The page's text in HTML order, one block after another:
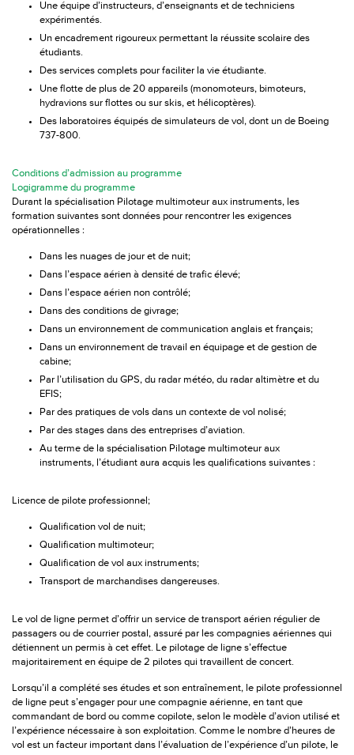
Une équipe d’instructeurs, d’enseignants et de techniciens
expérimentés.
Un encadrement rigoureux permettant la réussite scolaire des
étudiants.
Des services complets pour faciliter la vie étudiante.
Une flotte de plus de 20 appareils (monomoteurs, bimoteurs,
hydravions sur flottes ou sur skis, et hélicoptères).
Des laboratoires équipés de simulateurs de vol, dont un de Boeing
737-800.
Conditions d’admission au programme
Logigramme du programme
Durant la spécialisation Pilotage multimoteur aux instruments, les
formation suivantes sont données pour rencontrer les exigences
opérationnelles :
Dans les nuages de jour et de nuit;
Dans l’espace aérien à densité de trafic élevé;
Dans l’espace aérien non contrôlé;
Dans des conditions de givrage;
Dans un environnement de communication anglais et français;
Dans un environnement de travail en équipage et de gestion de
cabine;
Par l’utilisation du GPS, du radar météo, du radar altimètre et du
EFIS;
Par des pratiques de vols dans un contexte de vol nolisé;
Par des stages dans des entreprises d’aviation.
Au terme de la spécialisation Pilotage multimoteur aux
instruments, l’étudiant aura acquis les qualifications suivantes :
Licence de pilote professionnel;
Qualification vol de nuit;
Qualification multimoteur;
Qualification de vol aux instruments;
Transport de marchandises dangereuses.
Le vol de ligne permet d’offrir un service de transport aérien régulier de
passagers ou de courrier postal, assuré par les compagnies aériennes qui
détiennent un permis à cet effet. Le pilotage de ligne s’effectue
majoritairement en équipe de 2 pilotes qui travaillent de concert.
Lorsqu’il a complété ses études et son entraînement, le pilote professionnel
de ligne peut s’engager pour une compagnie aérienne, en tant que
commandant de bord ou comme copilote, selon le modèle d’avion utilisé et
l’expérience nécessaire à son exploitation. Comme le nombre d’heures de
vol est un facteur important dans l’évaluation de l’expérience d’un pilote, le